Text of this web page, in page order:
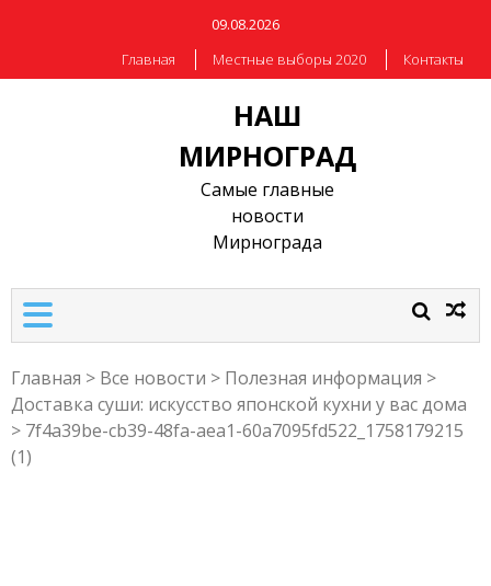
09.08.2026
Главная
Местные выборы 2020 Контакты
НАШ
МИРНОГРАД
Самые главные
новости
Мирнограда
Главная > Все новости > Полезная информация >
Доставка суши: искусство японской кухни у вас дома
> 7f4a39be-cb39-48fa-aea1-60a7095fd522_1758179215
(1)